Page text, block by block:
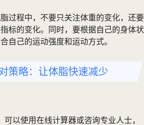
过程中，不要只关注体重的变化，还要
标的变化。同时，要根据自己的身体状
自己的运动强度和运动方式。
策略：让体脂快速减少
可以使用在线计算器或咨询专业人士，